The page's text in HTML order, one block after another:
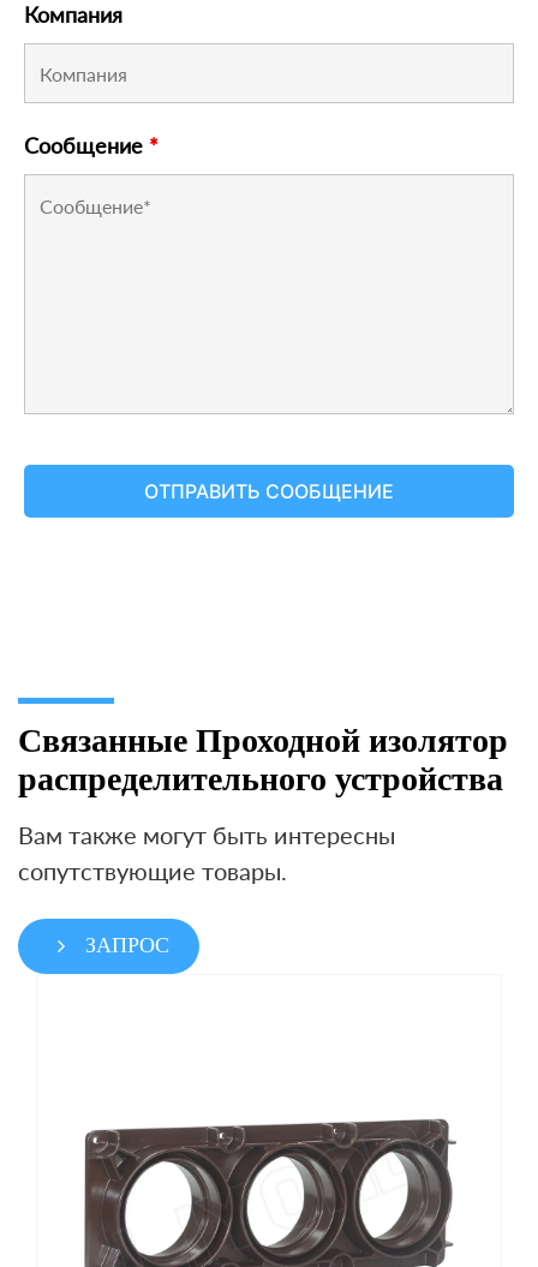
Компания
Сообщение *
Связанные Проходной изолятор
распределительного устройства
Вам также могут быть интересны
сопутствующие товары.
ЗАПРОС